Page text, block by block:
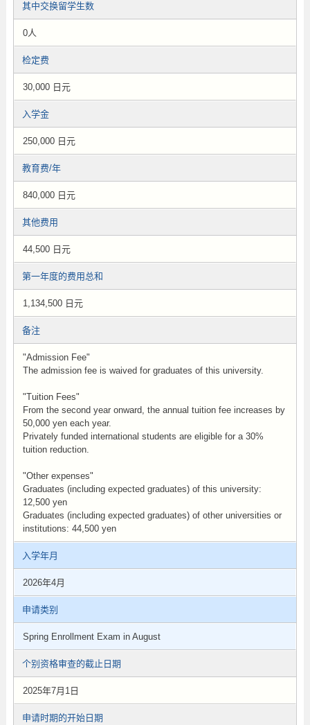
其中交换留学生数
0人
检定费
30,000 日元
入学金
250,000 日元
教育费/年
840,000 日元
其他费用
44,500 日元
第一年度的费用总和
1,134,500 日元
备注
"Admission Fee"
The admission fee is waived for graduates of this university.
"Tuition Fees"
From the second year onward, the annual tuition fee increases by
50,000 yen each year.
Privately funded international students are eligible for a 30%
tuition reduction.
"Other expenses"
Graduates (including expected graduates) of this university:
12,500 yen
Graduates (including expected graduates) of other universities or
institutions: 44,500 yen
入学年月
2026年4月
申请类别
Spring Enrollment Exam in August
个别资格审查的截止日期
2025年7月1日
申请时期的开始日期